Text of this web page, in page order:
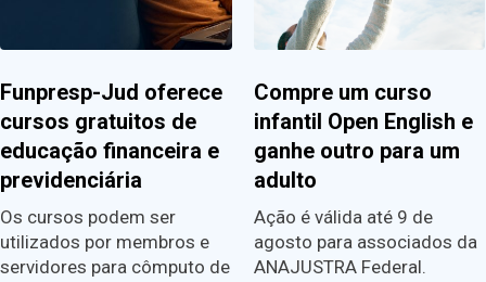
Funpresp-Jud oferece
cursos gratuitos de
educação financeira e
previdenciária
Os cursos podem ser
utilizados por membros e
servidores para cômputo de
Compre um curso
infantil Open English e
ganhe outro para um
adulto
Ação é válida até 9 de
agosto para associados da
ANAJUSTRA Federal.